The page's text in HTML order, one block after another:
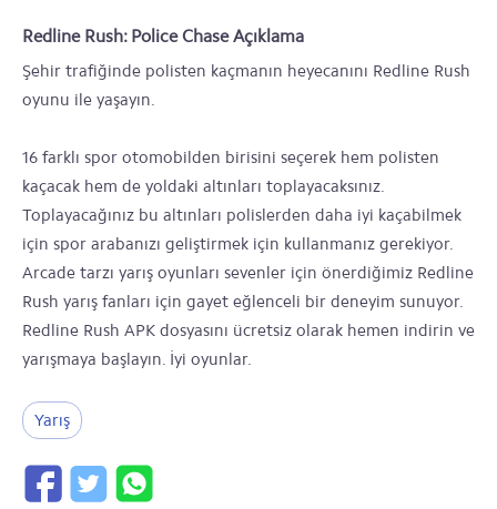
Redline Rush: Police Chase Açıklama
Şehir trafiğinde polisten kaçmanın heyecanını Redline Rush
oyunu ile yaşayın.
16 farklı spor otomobilden birisini seçerek hem polisten
kaçacak hem de yoldaki altınları toplayacaksınız.
Toplayacağınız bu altınları polislerden daha iyi kaçabilmek
için spor arabanızı geliştirmek için kullanmanız gerekiyor.
Arcade tarzı yarış oyunları sevenler için önerdiğimiz Redline
Rush yarış fanları için gayet eğlenceli bir deneyim sunuyor.
Redline Rush APK dosyasını ücretsiz olarak hemen indirin ve
yarışmaya başlayın. İyi oyunlar.
Yarış